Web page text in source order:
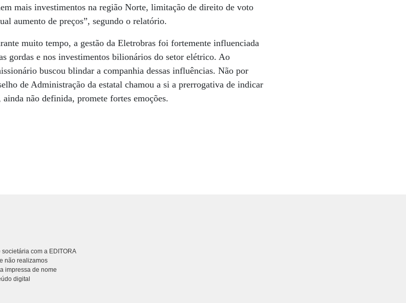
mais investimentos na região Norte, limitação de direito de voto
aumento de preços”, segundo o relatório.
muito tempo, a gestão da Eletrobras foi fortemente influenciada
gordas e nos investimentos bilionários do setor elétrico. Ao
buscou blindar a companhia dessas influências. Não por
de Administração da estatal chamou a si a prerrogativa de indicar
não definida, promete fortes emoções.
com a EDITORA
não realizamos
impressa de nome
digital